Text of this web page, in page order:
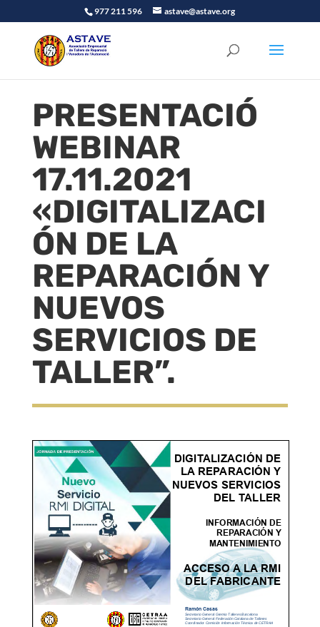
977 211 596 astave@astave.org
PRESENTACIÓ
WEBINAR
17.11.2021
«DIGITALIZACI
ÓN DE LA
REPARACIÓN Y
NUEVOS
SERVICIOS DE
TALLER”.